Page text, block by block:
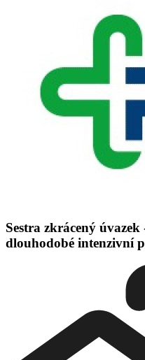
Sestra zkrácený
dlouhodobé intenzivní